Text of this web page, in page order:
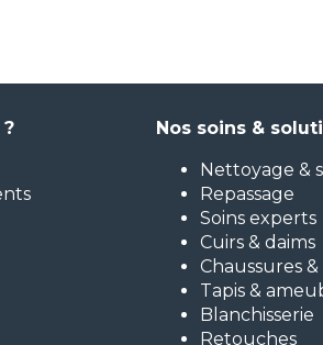
Nos soins &
Nettoyage &
Repassage
Soins experts
Cuirs & daims
Chaussures
Tapis &
Blanchisserie
Retouches